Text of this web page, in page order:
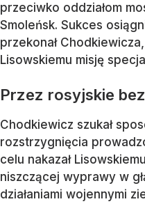
przeciwko oddziałom
Smoleńsk. Sukces
przekonał
Lisowskiemu misję
Przez rosyjskie
Chodkiewicz szukał
rozstrzygnięcia
celu nakazał
niszczącej wyprawy w
działaniami wojennymi